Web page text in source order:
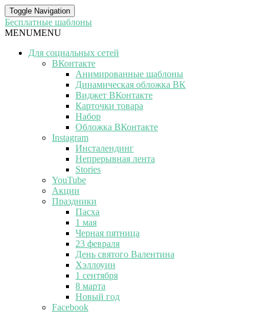
Toggle Navigation
Бесплатные шаблоны
MENUMENU
Для социальных сетей
ВКонтакте
Анимированные шаблоны
Динамическая обложка ВК
Виджет ВКонтакте
Карточки товара
Набор
Обложка ВКонтакте
Instagram
Инсталендинг
Непрерывная лента
Stories
YouTube
Акции
Праздники
Пасха
1 мая
Черная пятница
23 февраля
День святого Валентина
Хэллоуин
1 сентября
8 марта
Новый год
Facebook